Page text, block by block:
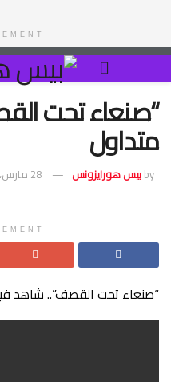
“صنعاء تحت
متداول
byبيس هورايزونس 28 مارس، 2025
“صنعاء تحت القصف”.. شاهد